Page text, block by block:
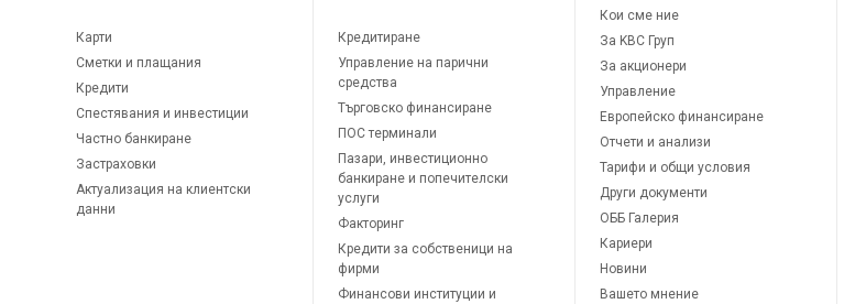
Карти
Сметки и плащания
Кредити
Спестявания и инвестиции
Частно банкиране
Застраховки
Актуализация на клиентски
данни
Кредитиране
Управление на парични
средства
Търговско финансиране
ПОС терминали
Пазари, инвестиционно
банкиране и попечителски
услуги
Факторинг
Кредити за собственици на
фирми
Финансови институции и
Кои сме ние
За KBC Груп
За акционери
Управление
Европейско финансиране
Отчети и анализи
Тарифи и общи условия
Други документи
ОББ Галерия
Кариери
Новини
Вашето мнение